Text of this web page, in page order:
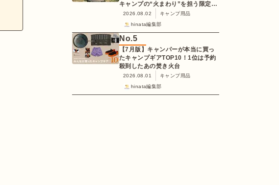
キャンプの“火まわり”を担う限定
K3クッキングストーブが登場
2026.08.02
キャンプ用品
hinata編集部
No.5
【7月版】キャンパーが本当に買っ
たキャンプギアTOP10！1位は予約
殺到したあの焚き火台
2026.08.01
キャンプ用品
hinata編集部